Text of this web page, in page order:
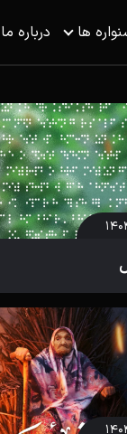
ها درباره ما